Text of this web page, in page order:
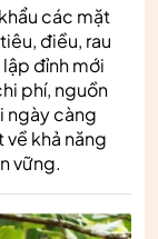
các mặt
điều, rau
đỉnh mới
phí, nguồn
ngày càng
khả năng
vững.